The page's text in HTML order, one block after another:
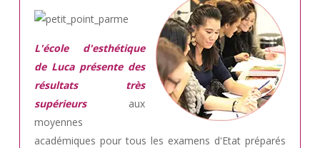
L'école d'esthétique
de Luca présente des
résultats très
supérieurs aux
moyennes
académiques pour tous les examens d'Etat préparés